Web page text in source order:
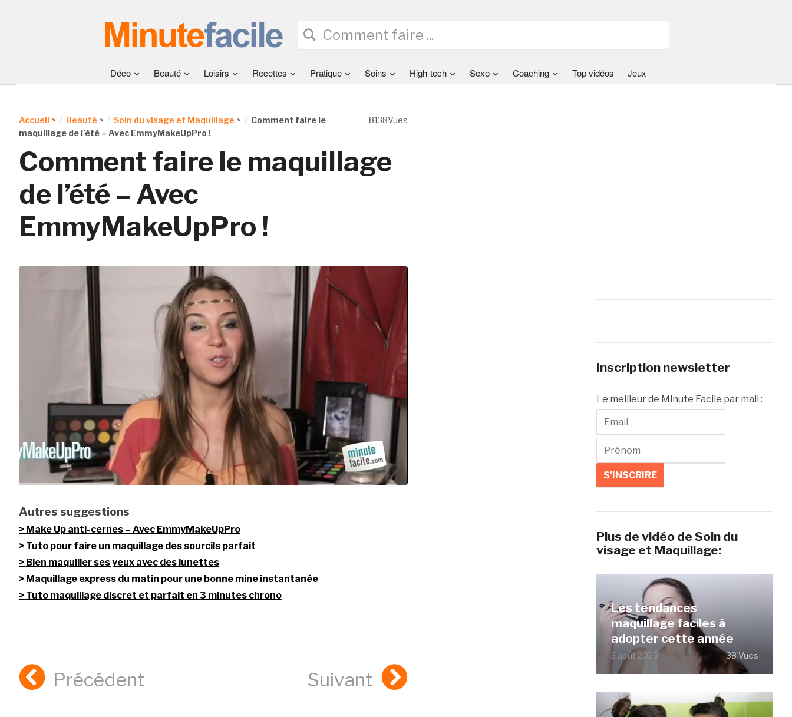
Déco Beauté Loisirs Recettes Pratique Soins High-tech Sexo Coaching Top vidéos Jeux
8138Vues
Accueil > Beauté > Soin du visage et Maquillage >
Comment faire le
maquillage de l’été – Avec EmmyMakeUpPro !
Comment faire le maquillage
de l’été – Avec
EmmyMakeUpPro !
Autres suggestions
Make Up anti-cernes – Avec EmmyMakeUpPro
Tuto pour faire un maquillage des sourcils parfait
Bien maquiller ses yeux avec des lunettes
Maquillage express du matin pour une bonne mine instantanée
Tuto maquillage discret et parfait en 3 minutes chrono
Précédent Suivant
Inscription newsletter
Le meilleur de Minute Facile par mail :
Plus de vidéo de Soin du
visage et Maquillage:
Les tendances
maquillage faciles à
adopter cette année
3 août 2026 38 Vues